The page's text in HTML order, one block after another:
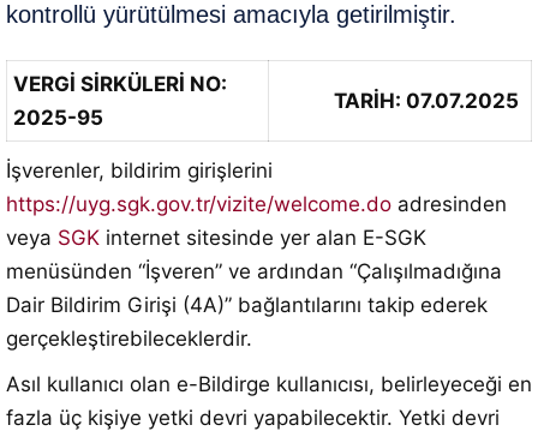
kontrollü yürütülmesi amacıyla getirilmiştir.
VERGİ SİRKÜLERİ NO:
2025-95
TARİH: 07.07.2025
İşverenler, bildirim girişlerini
https://uyg.sgk.gov.tr/vizite/welcome.do adresinden
veya SGK internet sitesinde yer alan E-SGK
menüsünden “İşveren” ve ardından “Çalışılmadığına
Dair Bildirim Girişi (4A)” bağlantılarını takip ederek
gerçekleştirebileceklerdir.
Asıl kullanıcı olan e-Bildirge kullanıcısı, belirleyeceği en
fazla üç kişiye yetki devri yapabilecektir. Yetki devri